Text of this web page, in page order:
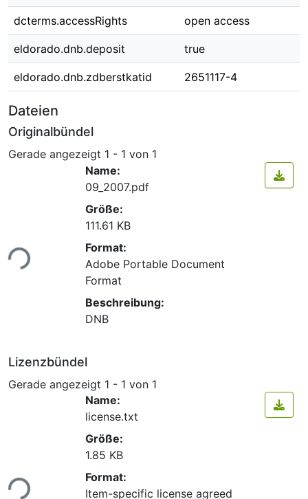
dcterms.accessRights open access
eldorado.dnb.deposit true
eldorado.dnb.zdberstkatid 2651117-4
Dateien
Originalbündel
Gerade angezeigt 1 - 1 von 1
Name:
09_2007.pdf
Größe:
111.61 KB
Format:
Adobe Portable Document
Format
Beschreibung:
DNB
Lizenzbündel
Gerade angezeigt 1 - 1 von 1
Name:
license.txt
Größe:
1.85 KB
Format:
Item-specific license agreed